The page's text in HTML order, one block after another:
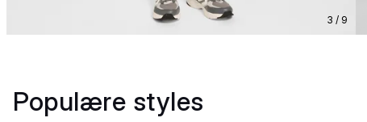
3 / 9
Populære styles